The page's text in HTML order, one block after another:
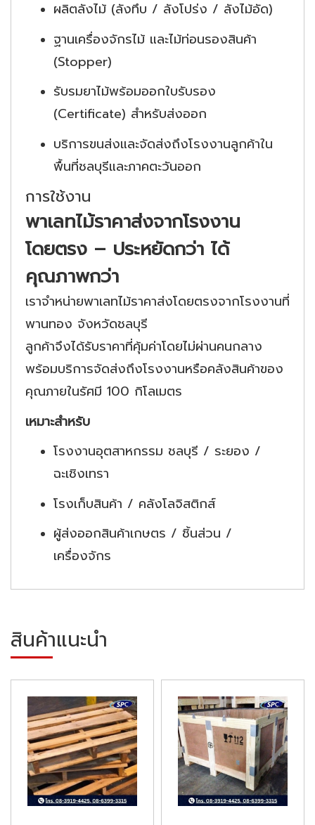
ผลิตลังไม้ (ลังทึบ / ลังโปร่ง / ลังไม้อัด)
ฐานเครื่องจักรไม้ และไม้ท่อนรองสินค้า
(Stopper)
รับรมยาไม้พร้อมออกใบรับรอง
(Certificate) สำหรับส่งออก
บริการขนส่งและจัดส่งถึงโรงงานลูกค้าใน
พื้นที่ชลบุรีและภาคตะวันออก
การใช้งาน
พาเลทไม้ราคาส่งจากโรงงาน
โดยตรง – ประหยัดกว่า ได้
คุณภาพกว่า
เราจำหน่ายพาเลทไม้ราคาส่งโดยตรงจากโรงงานที่
พานทอง จังหวัดชลบุรี
ลูกค้าจึงได้รับราคาที่คุ้มค่าโดยไม่ผ่านคนกลาง
พร้อมบริการจัดส่งถึงโรงงานหรือคลังสินค้าของ
คุณภายในรัศมี 100 กิโลเมตร
เหมาะสำหรับ
โรงงานอุตสาหกรรม ชลบุรี / ระยอง /
ฉะเชิงเทรา
โรงเก็บสินค้า / คลังโลจิสติกส์
ผู้ส่งออกสินค้าเกษตร / ชิ้นส่วน /
เครื่องจักร
สินค้าแนะนำ